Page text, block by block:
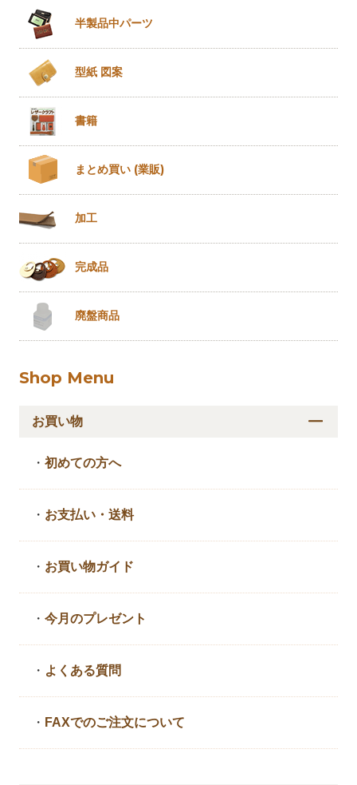
半製品中パーツ
型紙 図案
書籍
まとめ買い (業販)
加工
完成品
廃盤商品
Shop Menu
お買い物
・初めての方へ
・ お支払い・送料
・ お買い物ガイド
・今月のプレゼント
・ よくある質問
・ FAXでのご注文について